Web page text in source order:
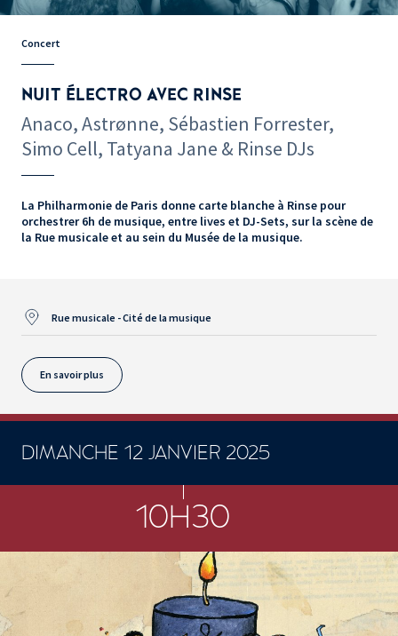
Concert
NUIT ÉLECTRO AVEC RINSE
Anaco, Astrønne, Sébastien Forrester,
Simo Cell, Tatyana Jane & Rinse DJs
La Philharmonie de Paris donne carte blanche à Rinse pour
orchestrer 6h de musique, entre lives et DJ-Sets, sur la scène de
la Rue musicale et au sein du Musée de la musique.
Rue musicale - Cité de la musique
En savoir plus
DIMANCHE 12 JANVIER 2025
10H30